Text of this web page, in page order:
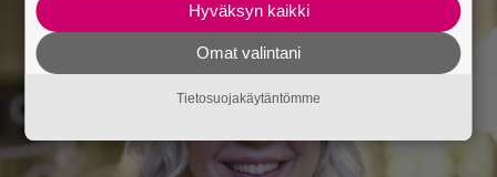
Hyväksyn kaikki
Omat valintani
Tietosuojakäytäntömme